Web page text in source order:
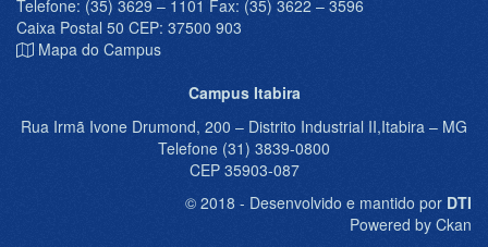
Telefone: (35) 3629 – 1101 Fax: (35) 3622 – 3596
Caixa Postal 50 CEP: 37500 903
Mapa do Campus
Campus Itabira
Rua Irmã Ivone Drumond, 200 – Distrito Industrial II,Itabira – MG
Telefone (31) 3839-0800
CEP 35903-087
© 2018 - Desenvolvido e mantido por DTI
Powered by Ckan